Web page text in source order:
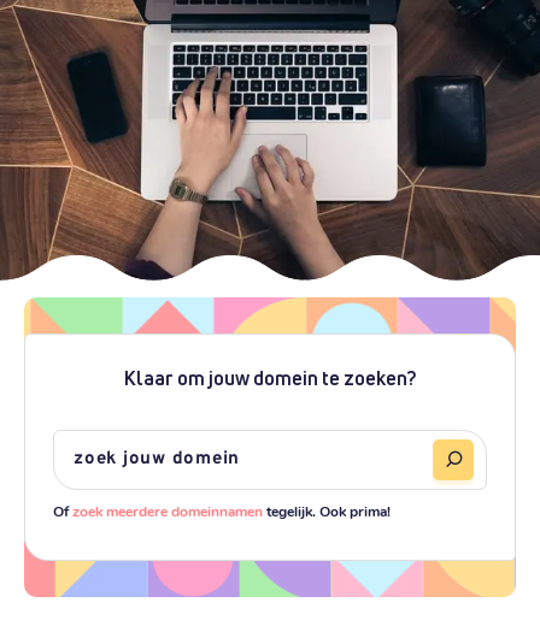
Klaar om jouw domein te zoeken?
Ofzoek meerdere domeinnamentegelijk. Ook prima!